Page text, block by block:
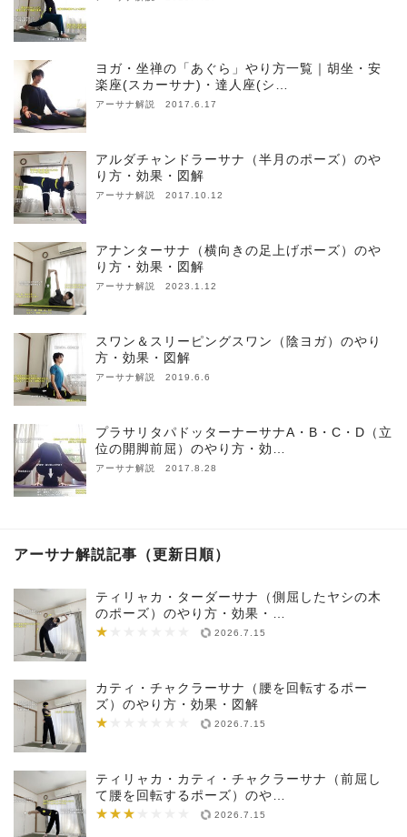
ヨガ・坐禅の「あぐら」やり方一覧｜胡坐・安
楽座(スカーサナ)・達人座(シ…
アーサナ解説 2017.6.17
アルダチャンドラーサナ（半月のポーズ）のや
り方・効果・図解
アーサナ解説 2017.10.12
アナンターサナ（横向きの足上げポーズ）のや
り方・効果・図解
アーサナ解説 2023.1.12
スワン＆スリーピングスワン（陰ヨガ）のやり
方・効果・図解
アーサナ解説 2019.6.6
プラサリタパドッターナーサナA・B・C・D（立
位の開脚前屈）のやり方・効…
アーサナ解説 2017.8.28
アーサナ解説記事（更新日順）
ティリャカ・ターダーサナ（側屈したヤシの木
のポーズ）のやり方・効果・…
★
★★★★★★★ 2026.7.15
カティ・チャクラーサナ（腰を回転するポー
ズ）のやり方・効果・図解
★
★★★★★★★ 2026.7.15
ティリャカ・カティ・チャクラーサナ（前屈し
て腰を回転するポーズ）のや…
★★★
★★★★★★★ 2026.7.15